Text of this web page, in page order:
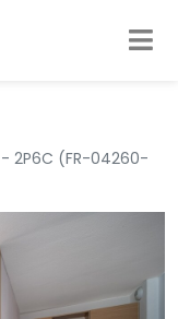
2P6C (FR-04260-